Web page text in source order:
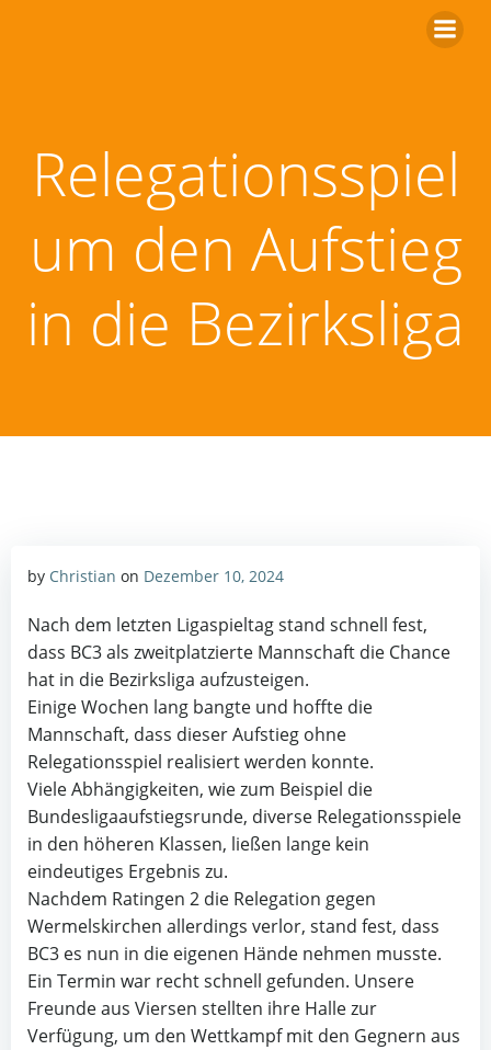
Relegationsspiel
um den Aufstieg
in die Bezirksliga
by Christian on Dezember 10, 2024
Nach dem letzten Ligaspieltag stand schnell fest,
dass BC3 als zweitplatzierte Mannschaft die Chance
hat in die Bezirksliga aufzusteigen.
Einige Wochen lang bangte und hoffte die
Mannschaft, dass dieser Aufstieg ohne
Relegationsspiel realisiert werden konnte.
Viele Abhängigkeiten, wie zum Beispiel die
Bundesligaaufstiegsrunde, diverse Relegationsspiele
in den höheren Klassen, ließen lange kein
eindeutiges Ergebnis zu.
Nachdem Ratingen 2 die Relegation gegen
Wermelskirchen allerdings verlor, stand fest, dass
BC3 es nun in die eigenen Hände nehmen musste.
Ein Termin war recht schnell gefunden. Unsere
Freunde aus Viersen stellten ihre Halle zur
Verfügung, um den Wettkampf mit den Gegnern aus